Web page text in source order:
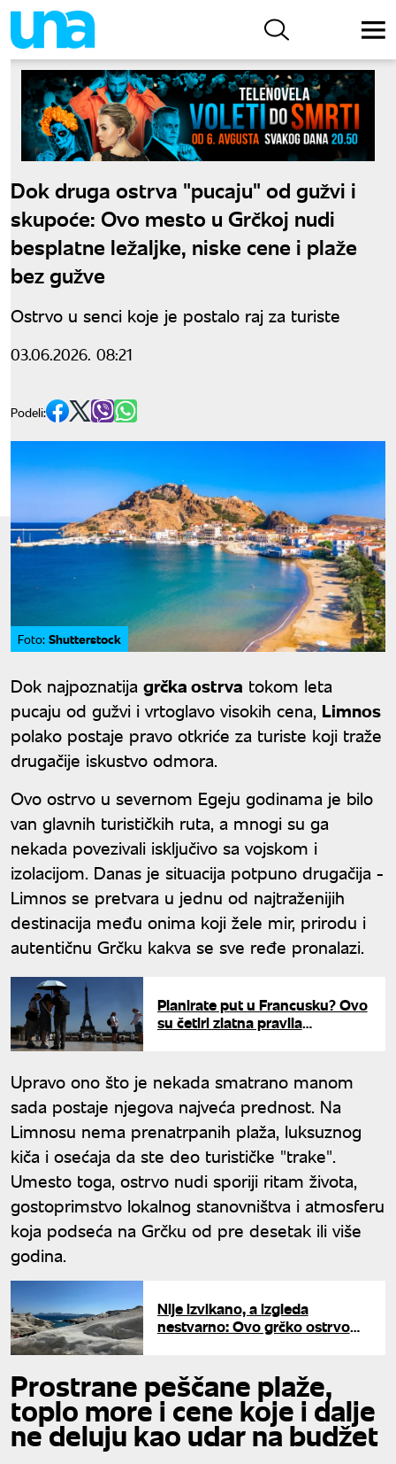
Dok druga ostrva "pucaju" od gužvi i
skupoće: Ovo mesto u Grčkoj nudi
besplatne ležaljke, niske cene i plaže
bez gužve
Ostrvo u senci koje je postalo raj za turiste
03.06.2026. 08:21
Podeli:
Foto: Shutterstock
Dok najpoznatija grčka ostrva tokom leta
pucaju od gužvi i vrtoglavo visokih cena, Limnos
polako postaje pravo otkriće za turiste koji traže
drugačije iskustvo odmora.
Ovo ostrvo u severnom Egeju godinama je bilo
van glavnih turističkih ruta, a mnogi su ga
nekada povezivali isključivo sa vojskom i
izolacijom. Danas je situacija potpuno drugačija -
Limnos se pretvara u jednu od najtraženijih
destinacija među onima koji žele mir, prirodu i
autentičnu Grčku kakva se sve ređe pronalazi.
Planirate put u Francusku? Ovo
su četiri zlatna pravila
Upravo ono što je nekada smatrano manom
sada postaje njegova najveća prednost. Na
Limnosu nema prenatrpanih plaža, luksuznog
kiča i osećaja da ste deo turističke "trake".
Umesto toga, ostrvo nudi sporiji ritam života,
gostoprimstvo lokalnog stanovništva i atmosferu
koja podseća na Grčku od pre desetak ili više
godina.
Nije izvikano, a izgleda
nestvarno: Ovo grčko ostrvo
svemiru
Prostrane peščane plaže,
toplo more i cene koje i dalje
ne deluju kao udar na budžet